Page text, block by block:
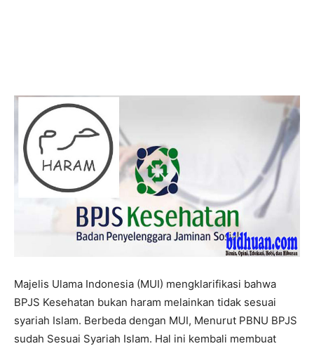
Majelis Ulama Indonesia (MUI) mengklarifikasi bahwa
BPJS Kesehatan bukan haram melainkan tidak sesuai
syariah Islam. Berbeda dengan MUI, Menurut PBNU BPJS
sudah Sesuai Syariah Islam. Hal ini kembali membuat